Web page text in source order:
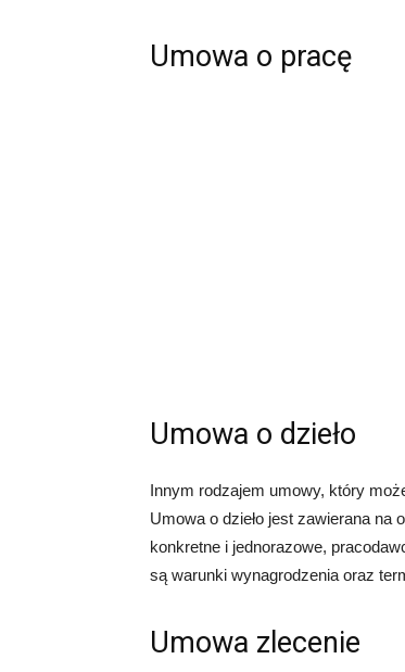
Umowa o pracę
Umowa o dzieło
Innym rodzajem umowy, który
Umowa o dzieło jest zawierana
konkretne i jednorazowe,
są warunki wynagrodzenia oraz
Umowa zlecenie